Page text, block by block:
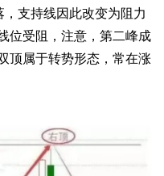
支持线因此改变为阻力
位受阻，注意，第二峰成
顶属于转势形态，常在涨